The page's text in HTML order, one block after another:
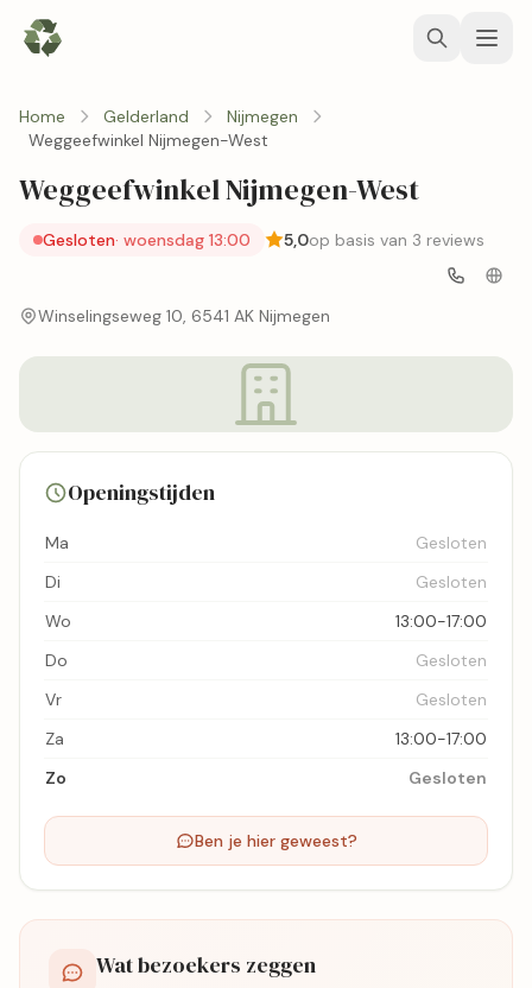
Home Gelderland
Nijmegen
Weggeefwinkel Nijmegen-West
Weggeefwinkel Nijmegen-West
Gesloten· woensdag 13:00 5,0op basis van 3 reviews
Winselingseweg 10, 6541 AK Nijmegen
Openingstijden
Ma
Gesloten
Di
Gesloten
Wo
13:00-17:00
Do
Gesloten
Vr
Gesloten
Za
13:00-17:00
Zo
Gesloten
Ben je hier geweest?
Wat bezoekers zeggen